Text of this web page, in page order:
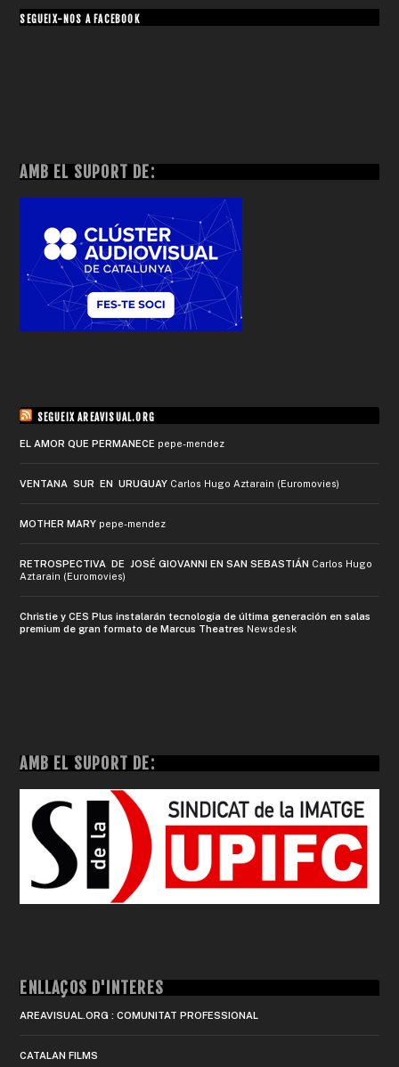
SEGUEIX-NOS A FACEBOOK
AMB EL SUPORT DE:
SEGUEIX AREAVISUAL.ORG
EL AMOR QUE PERMANECE pepe-mendez
VENTANA SUR EN URUGUAY Carlos Hugo Aztarain (Euromovies)
MOTHER MARY pepe-mendez
RETROSPECTIVA DE JOSÉ GIOVANNI EN SAN SEBASTIÁN Carlos Hugo
Aztarain (Euromovies)
Christie y CES Plus instalarán tecnología de última generación en salas
premium de gran formato de Marcus Theatres Newsdesk
AMB EL SUPORT DE:
ENLLAÇOS D'INTERÈS
AREAVISUAL.ORG : COMUNITAT PROFESSIONAL
CATALAN FILMS